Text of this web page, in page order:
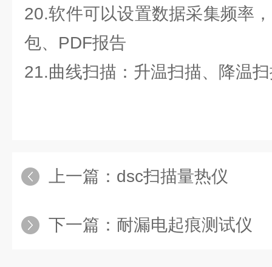
20.软件可以设置数据采集频率
包、PDF报告
21.曲线扫描：升温扫描、降温
上一篇： dsc扫描量热仪
下一篇： 耐漏电起痕测试仪